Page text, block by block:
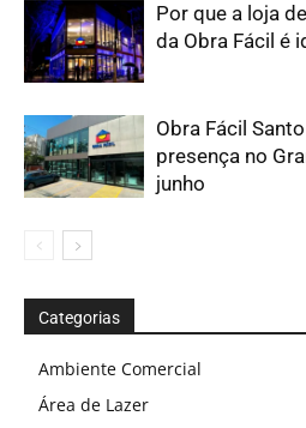
Por que a loja
da Obra Fácil é
Obra Fácil
presença no
junho
Categorias
Ambiente Comercial
Área de Lazer